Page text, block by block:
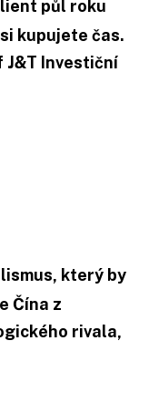
půl roku
kupujete čas.
J&T Investiční
který by
Čína z
rivala,